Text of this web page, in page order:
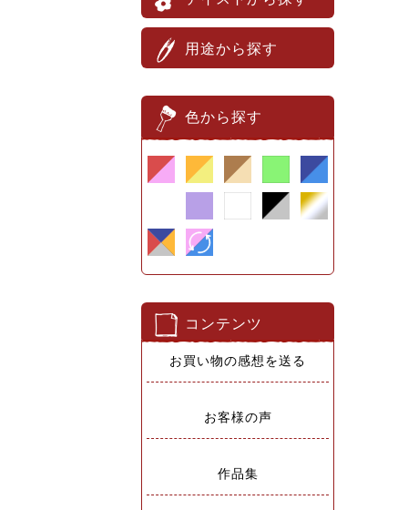
用途から探す
色から探す
コンテンツ
お買い物の感想を送る
お客様の声
作品集